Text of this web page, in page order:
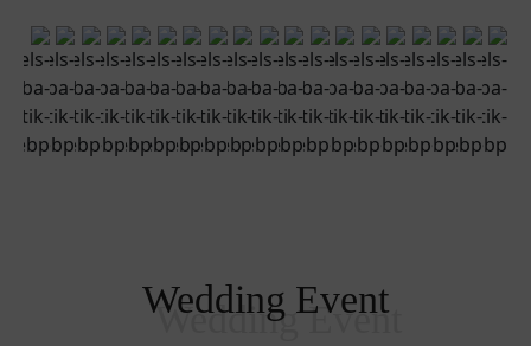
Wedding Event